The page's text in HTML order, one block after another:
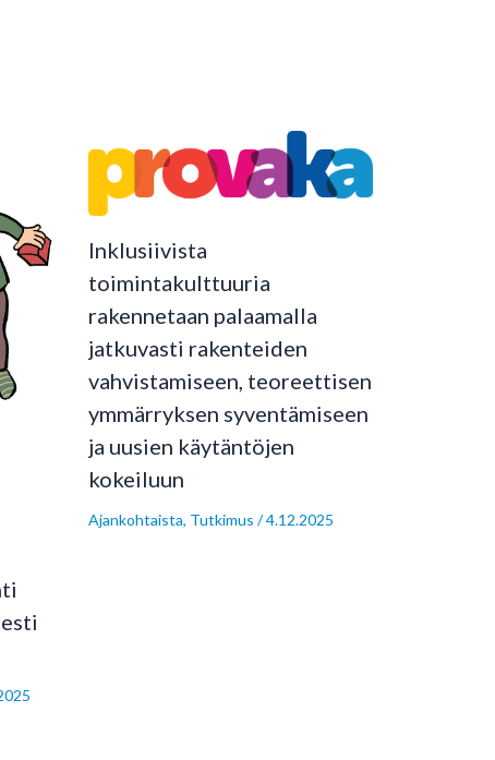
Inklusiivista
toimintakulttuuria
rakennetaan palaamalla
jatkuvasti rakenteiden
vahvistamiseen, teoreettisen
ymmärryksen syventämiseen
ja uusien käytäntöjen
kokeiluun
Ajankohtaista, Tutkimus /4.12.2025